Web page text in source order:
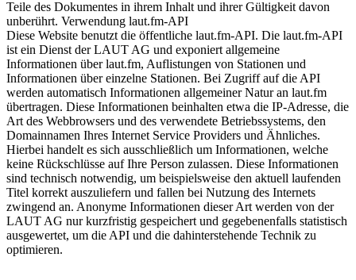
Teile des Dokumentes in ihrem Inhalt und ihrer Gültigkeit davon
unberührt. Verwendung laut.fm-API
Diese Website benutzt die öffentliche laut.fm-API. Die laut.fm-API
ist ein Dienst der LAUT AG und exponiert allgemeine
Informationen über laut.fm, Auflistungen von Stationen und
Informationen über einzelne Stationen. Bei Zugriff auf die API
werden automatisch Informationen allgemeiner Natur an laut.fm
übertragen. Diese Informationen beinhalten etwa die IP-Adresse, die
Art des Webbrowsers und des verwendete Betriebssystems, den
Domainnamen Ihres Internet Service Providers und Ähnliches.
Hierbei handelt es sich ausschließlich um Informationen, welche
keine Rückschlüsse auf Ihre Person zulassen. Diese Informationen
sind technisch notwendig, um beispielsweise den aktuell laufenden
Titel korrekt auszuliefern und fallen bei Nutzung des Internets
zwingend an. Anonyme Informationen dieser Art werden von der
LAUT AG nur kurzfristig gespeichert und gegebenenfalls statistisch
ausgewertet, um die API und die dahinterstehende Technik zu
optimieren.